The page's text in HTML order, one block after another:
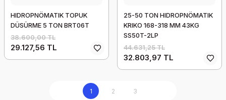
HIDROPNÖMATIK TOPUK
DÜSÜRME 5 TON BRT06T
38.600,00 TL
29.127,56 TL
25-50 TON HIDROPNÖMATIK
KRIKO 168-318 MM 43KG
SS50T-2LP
44.631,25 TL
32.803,97 TL
1 2 3